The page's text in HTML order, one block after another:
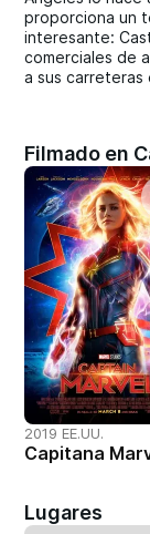
proporciona un
interesante:
comerciales de
a sus carreteras
Filmado en
2019 EE.UU.
Capitana
Lugares